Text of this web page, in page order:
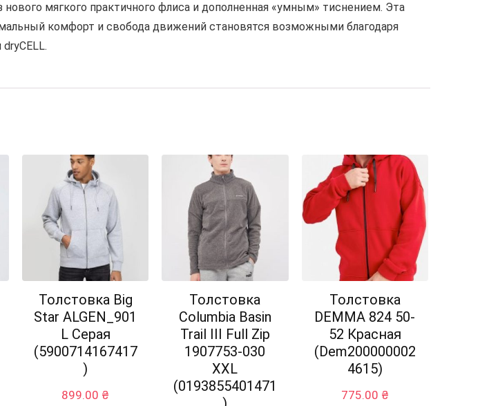
мягкого практичного флиса и дополненная «умным» тиснением. Эта
комфорт и свобода движений становятся возможными благодаря
Толстовка Big
Star ALGEN_901
L Серая
(5900714167417
)
899.00 ₴
Толстовка
Columbia Basin
Trail III Full Zip
1907753-030
XXL
(0193855401471
Толстовка
DEMMA 824 50-
52 Красная
(Dem200000002
4615)
775.00 ₴